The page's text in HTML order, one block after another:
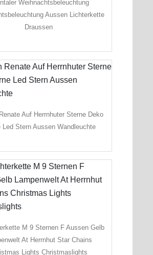
Weihnachtsbeleuchtung
Aussen Lichterkette
Draussen
Auf Herrnhuter Sterne Deko
Led Stern Aussen Wandleuchte
M 9 Sternen F Aussen Gelb
At Herrnhut Star Chains
Lights Christmaslights